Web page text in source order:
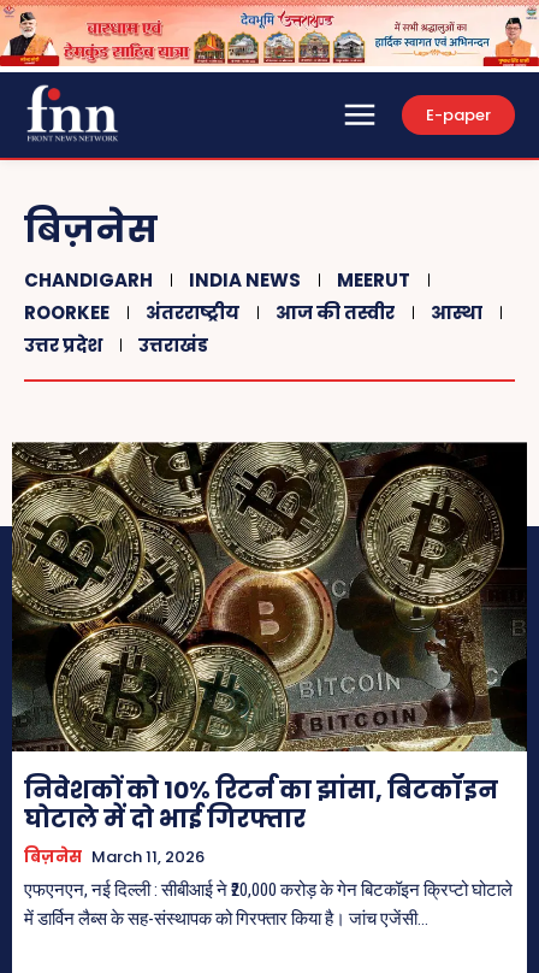
E-paper
बिज़नेस
CHANDIGARH INDIA NEWS
MEERUT
ROORKEE
अंतरराष्ट्रीय आज की तस्वीर
आस्था
उत्तर प्रदेश
उत्तराखंड
निवेशकों को 10% रिटर्न का झांसा, बिटकॉइन
घोटाले में दो भाई गिरफ्तार
बिज़नेस March 11, 2026
एफएनएन, नई दिल्ली : सीबीआई ने ₹20,000 करोड़ के गेन बिटकॉइन क्रिप्टो घोटाले
में डार्विन लैब्स के सह-संस्थापक को गिरफ्तार किया है। जांच एजेंसी...